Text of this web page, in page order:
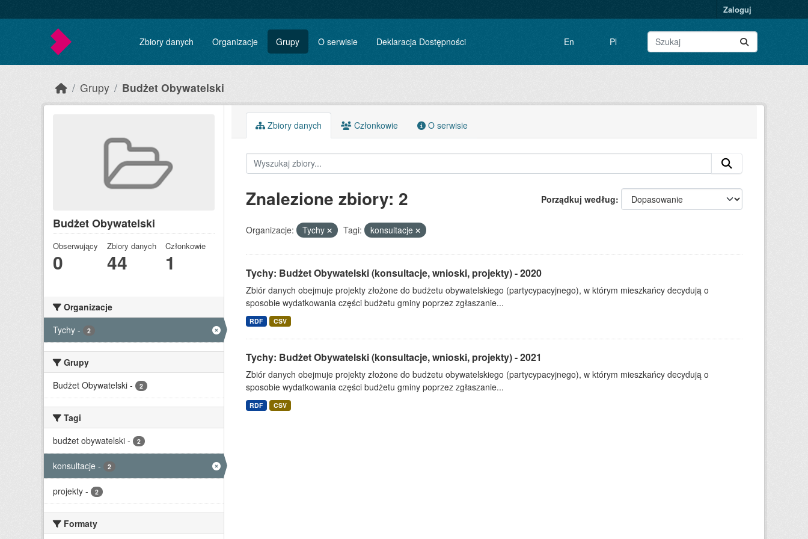
Zaloguj
Zbiory danych Organizacje Grupy O serwisie Deklaracja Dostępności En Pl
Grupy Budżet Obywatelski
Budżet Obywatelski
Obserwujący
0
Zbiory danych
44
Członkowie
1
Organizacje
Tychy - 2
Grupy
Budżet Obywatelski - 2
Tagi
budżet obywatelski - 2
konsultacje - 2
projekty - 2
Formaty
Zbiory danych Członkowie O serwisie
Porządkuj według
Znalezione zbiory: 2
Organizacje: Tychy Tagi: konsultacje
Tychy: Budżet Obywatelski (konsultacje, wnioski, projekty) - 2020
Zbiór danych obejmuje projekty złożone do budżetu obywatelskiego (partycypacyjnego), w którym mieszkańcy decydują o
sposobie wydatkowania części budżetu gminy poprzez zgłaszanie...
RDF CSV
Tychy: Budżet Obywatelski (konsultacje, wnioski, projekty) - 2021
Zbiór danych obejmuje projekty złożone do budżetu obywatelskiego (partycypacyjnego), w którym mieszkańcy decydują o
sposobie wydatkowania części budżetu gminy poprzez zgłaszanie...
RDF CSV